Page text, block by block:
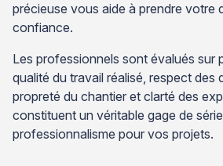
précieuse vous aide à prendre votre
confiance.
Les professionnels sont évalués sur
qualité du travail réalisé, respect des
propreté du chantier et clarté des
constituent un véritable gage de
professionnalisme pour vos projets.